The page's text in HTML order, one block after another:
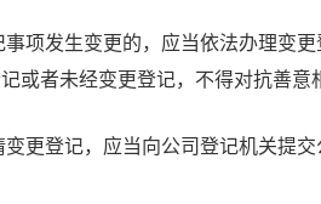
事项发生变更的，应当依法办理变更
或者未经变更登记，不得对抗善意
变更登记，应当向公司登记机关提